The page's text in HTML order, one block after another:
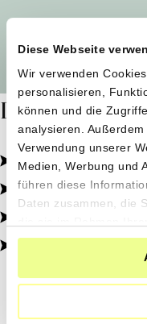
Diese Webseite
Wir verwenden
personalisieren,
können und die
analysieren.
Verwendung unserer
Medien, Werbung und
führen diese
Daten zusammen, die
haben.
Dafür stehen
Pestizidfrei
Natürliche
Von kleinen
100%